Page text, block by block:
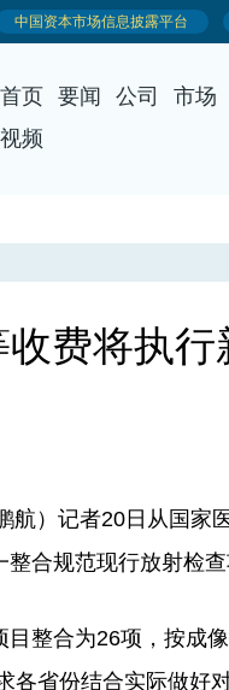
首页 要闻 公司 市场
视频
费将执行
）记者20日从国家
合规范现行放射检
合为26项，按成
各省份结合实际做好